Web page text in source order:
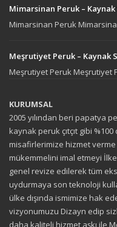
Mimarsinan Peruk – Kaynak
Mimarsinan Peruk
Meşrutiyet Peruk – Kaynak
Meşrutiyet Peruk Meşrutiyet
KURUMSAL
2005 yılından beri papatya
kaynak peruk çıtçıt gibi
misafirlerimize hizmet
mükemmelini imal etmeyi İlke
genel revize edilerek tüm
uydurmaya son teknoloji
ülke dışında ismimize hak
vizyonumuzu Dizayn edip
daha kaliteli hizmet aşkı ile